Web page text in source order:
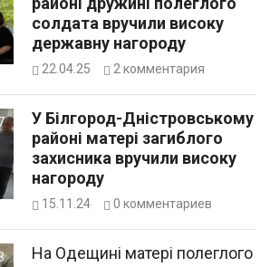
солдата вручили високу
державну нагороду
22.04.25 2 комментария
У Білгород-Дністровському
районі матері загиблого
захисника вручили високу
нагороду
15.11.24 0 комментариев
На Одещині матері полеглого